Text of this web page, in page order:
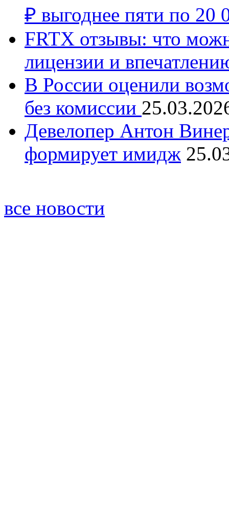
₽ выгоднее пяти по 20
FRTX отзывы: что
лицензии и
В России оценили
без комиссии
Девелопер Антон
формирует имидж
все новости